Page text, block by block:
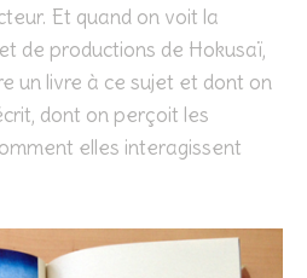
Et quand on voit la
de productions de Hokusaï,
un livre à ce sujet et dont on
dont on perçoit les
elles interagissent